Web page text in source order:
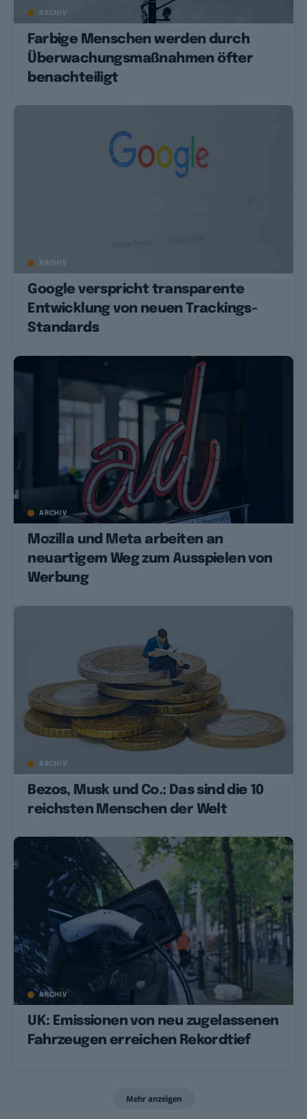
ARCHIV
Farbige Menschen werden durch
Überwachungsmaßnahmen öfter
benachteiligt
ARCHIV
Google verspricht transparente
Entwicklung von neuen Trackings-
Standards
ARCHIV
Mozilla und Meta arbeiten an
neuartigem Weg zum Ausspielen von
Werbung
ARCHIV
Bezos, Musk und Co.: Das sind die 10
reichsten Menschen der Welt
ARCHIV
UK: Emissionen von neu zugelassenen
Fahrzeugen erreichen Rekordtief
Mehr anzeigen